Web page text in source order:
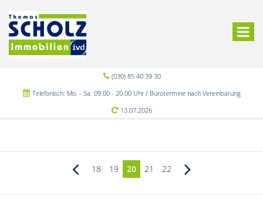
(030) 85 40 39 30
Telefonisch: Mo. - Sa. 09.00 - 20.00 Uhr / Bürotermine nach Vereinbarung
13.07.2026
18 19 20 21 22